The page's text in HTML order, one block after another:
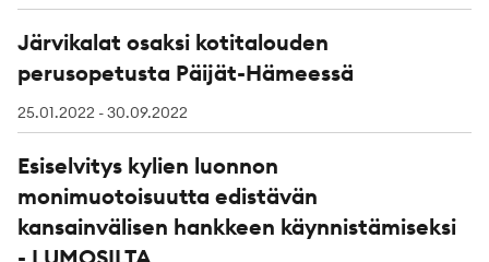
Järvikalat osaksi kotitalouden
perusopetusta Päijät-Hämeessä
25.01.2022 - 30.09.2022
Esiselvitys kylien luonnon
monimuotoisuutta edistävän
kansainvälisen hankkeen käynnistämiseksi